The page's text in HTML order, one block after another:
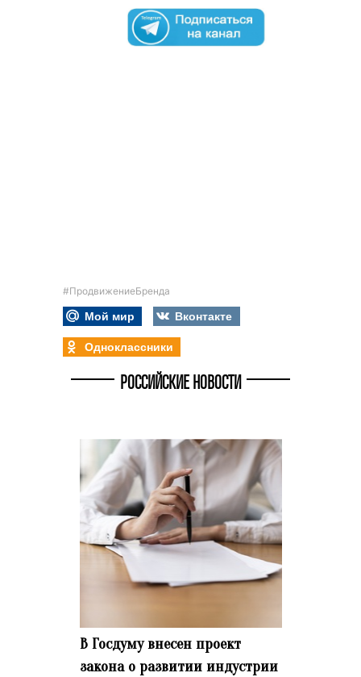
#ПродвижениеБренда
Мой мир
Вконтакте
Одноклассники
РОССИЙСКИЕ НОВОСТИ
В Госдуму внесен проект
закона о развитии индустрии